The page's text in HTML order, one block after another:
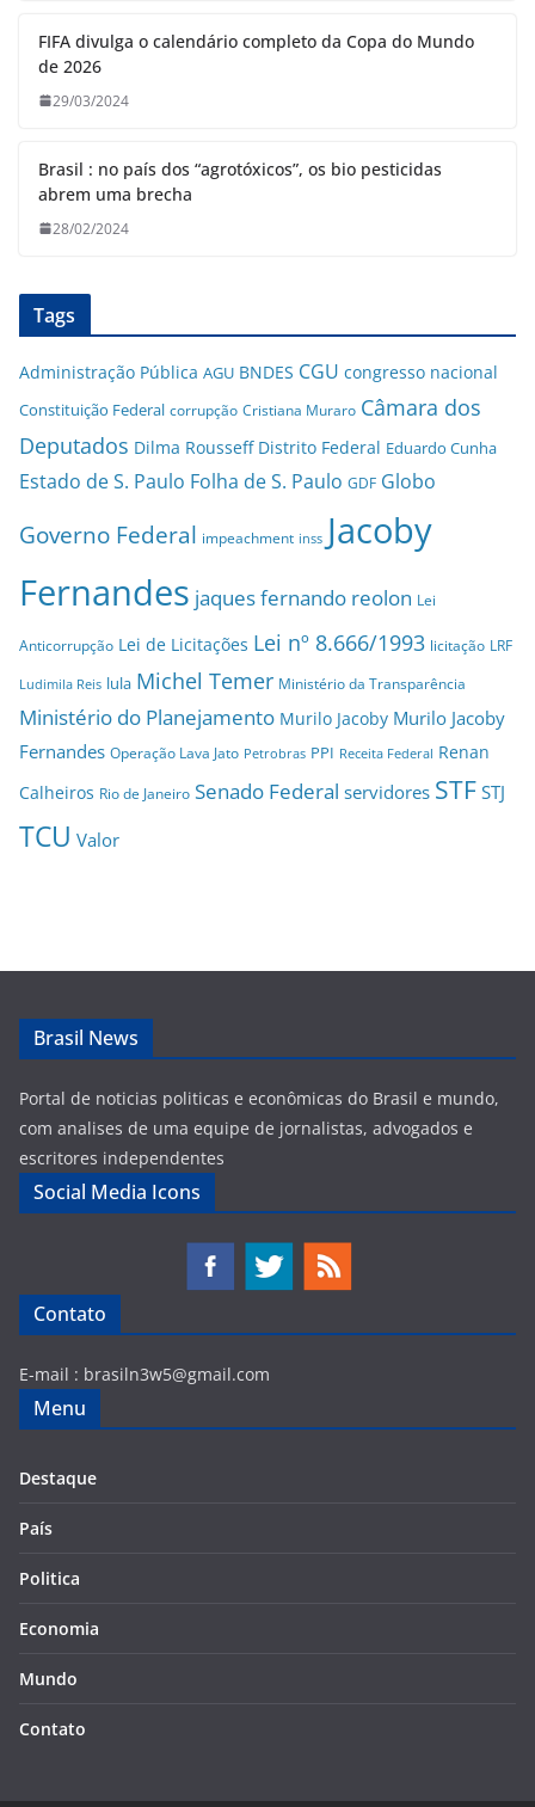
FIFA divulga o calendário completo da Copa do Mundo
de 2026
29/03/2024
Brasil : no país dos “agrotóxicos”, os bio pesticidas
abrem uma brecha
28/02/2024
Tags
Administração Pública AGU BNDES CGU congresso nacional
Constituição Federal corrupção Cristiana Muraro Câmara dos
Deputados Dilma Rousseff Distrito Federal Eduardo Cunha
Estado de S. Paulo Folha de S. Paulo GDF Globo
Governo Federal impeachment inss Jacoby
Fernandes jaques fernando reolon Lei
Anticorrupção Lei de Licitações Lei nº 8.666/1993 licitação LRF
Ludimila Reis lula Michel Temer Ministério da Transparência
Ministério do Planejamento Murilo Jacoby Murilo Jacoby
Fernandes Operação Lava Jato Petrobras PPI Receita Federal Renan
Calheiros Rio de Janeiro Senado Federal servidores STF STJ
TCU Valor
Brasil News
Portal de noticias politicas e econômicas do Brasil e mundo,
com analises de uma equipe de jornalistas, advogados e
escritores independentes
Social Media Icons
Contato
E-mail : brasiln3w5@gmail.com
Menu
Destaque
País
Politica
Economia
Mundo
Contato